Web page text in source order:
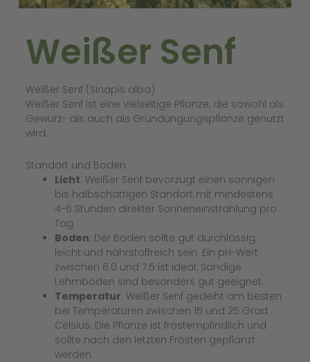
Weißer Senf
Weißer Senf (Sinapis alba)
Weißer Senf ist eine vielseitige Pflanze, die sowohl als
Gewürz- als auch als Gründüngungspflanze genutzt
wird.
Standort und Boden
Licht: Weißer Senf bevorzugt einen sonnigen
bis halbschattigen Standort mit mindestens
4-6 Stunden direkter Sonneneinstrahlung pro
Tag.
Boden: Der Boden sollte gut durchlässig,
leicht und nährstoffreich sein. Ein pH-Wert
zwischen 6.0 und 7.5 ist ideal. Sandige
Lehmböden sind besonders gut geeignet.
Temperatur: Weißer Senf gedeiht am besten
bei Temperaturen zwischen 15 und 25 Grad
Celsius. Die Pflanze ist frostempfindlich und
sollte nach den letzten Frösten gepflanzt
werden.